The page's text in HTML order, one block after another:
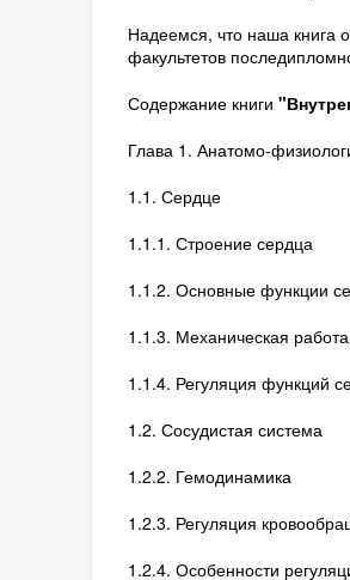
Надеемся, что наша книга
факультетов
Содержание книги
Глава 1. Анатомо-
1.1. Сердце
1.1.1. Строение сердца
1.1.2. Основные функции
1.1.3. Механическая
1.1.4. Регуляция функций
1.2. Сосудистая система
1.2.2. Гемодинамика
1.2.3. Регуляция
1.2.4. Особенности